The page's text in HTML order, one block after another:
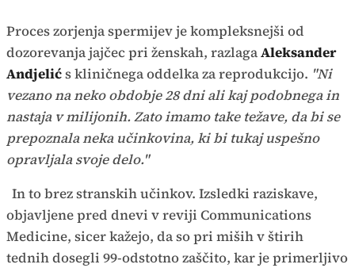
Proces zorjenja spermijev je kompleksnejši od
dozorevanja jajčec pri ženskah, razlagaAleksander
Andjelićs kliničnega oddelka za reprodukcijo. "Ni
vezano na neko obdobje 28 dni ali kaj podobnega in
nastaja v milijonih. Zato imamo take težave, da bi se
prepoznala neka učinkovina, ki bi tukaj uspešno
opravljala svoje delo."
In to brez stranskih učinkov. Izsledki raziskave,
objavljene pred dnevi v reviji Communications
Medicine, sicer kažejo, da so pri miših v štirih
tednih dosegli 99-odstotno zaščito, kar je primerljivo